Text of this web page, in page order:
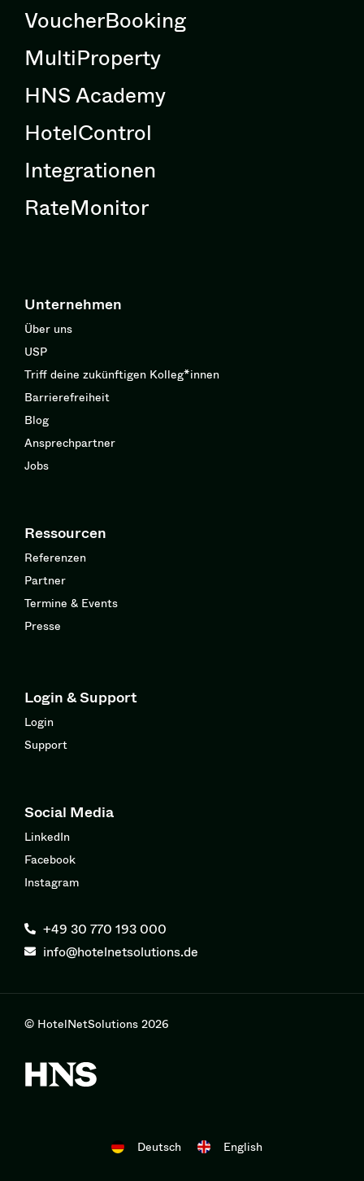
VoucherBooking
MultiProperty
HNS Academy
HotelControl
Integrationen
RateMonitor
Unternehmen
Über uns
USP
Triff deine zukünftigen Kolleg*innen
Barrierefreiheit
Blog
Ansprechpartner
Jobs
Ressourcen
Referenzen
Partner
Termine & Events
Presse
Login & Support
Login
Support
Social Media
LinkedIn
Facebook
Instagram
+49 30 770 193 000
info@hotelnetsolutions.de
Deutsch English
© HotelNetSolutions 2026